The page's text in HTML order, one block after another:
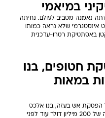
במיאמי
נאמנה מסביב לעולם. נחיתה
אינסטגרמי שלא נראה כמותו
באסתטיקת רטרו-עדכנית
חטופים, בנו
במאות
הפסקת אש בעזה, בנו אלכס
מכר דירות יוקרה במיאמי ביץ' בהשקעה של 200 מיליון דולר עוד לפני